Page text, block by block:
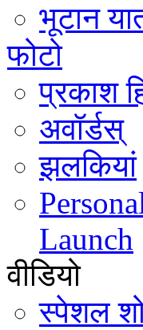
भूटान
फोटो
प्रकाश
अवॉर्डस्
झलकियां
Launch
वीडियो
स्पेशल